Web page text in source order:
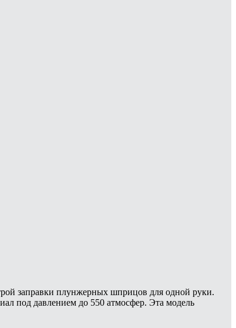
заправки плунжерных шприцов для одной руки.
под давлением до 550 атмосфер. Эта модель